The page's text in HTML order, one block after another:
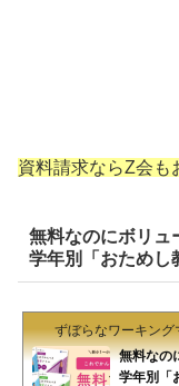
資料請求ならZ会も
無料なのにボリュ
学年別「おためし
ずぼらなワーキン
無料なの
学年別「